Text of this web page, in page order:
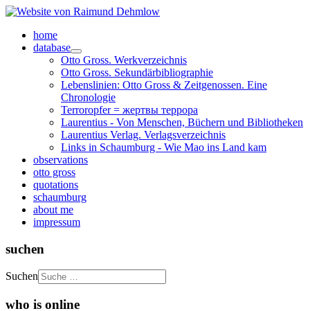
home
database
Otto Gross. Werkverzeichnis
Otto Gross. Sekundärbibliographie
Lebenslinien: Otto Gross & Zeitgenossen. Eine
Chronologie
Terroropfer = жертвы террора
Laurentius - Von Menschen, Büchern und Bibliotheken
Laurentius Verlag. Verlagsverzeichnis
Links in Schaumburg - Wie Mao ins Land kam
observations
otto gross
quotations
schaumburg
about me
impressum
suchen
Suchen
who is online